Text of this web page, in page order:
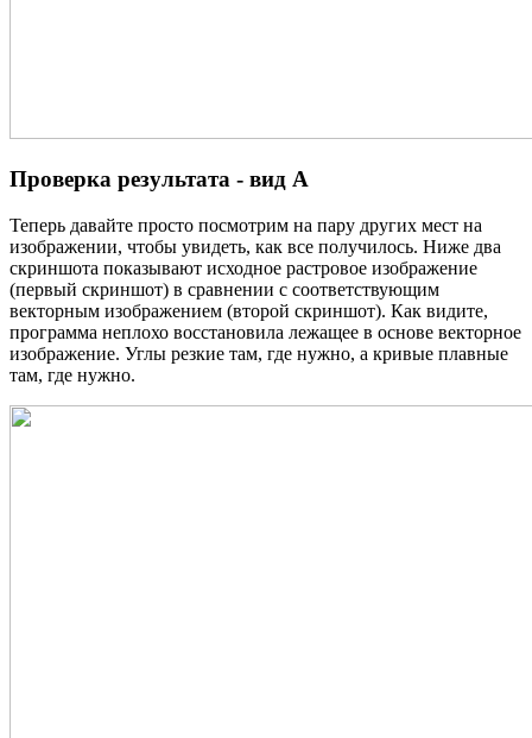
Проверка результата - вид А
Теперь давайте просто посмотрим на пару других мест на
изображении, чтобы увидеть, как все получилось. Ниже два
скриншота показывают исходное растровое изображение
(первый скриншот) в сравнении с соответствующим
векторным изображением (второй скриншот). Как видите,
программа неплохо восстановила лежащее в основе векторное
изображение. Углы резкие там, где нужно, а кривые плавные
там, где нужно.